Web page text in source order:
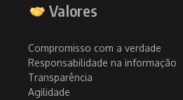
Valores
Compromisso com a verdade
Responsabilidade na informação
Transparência
Agilidade